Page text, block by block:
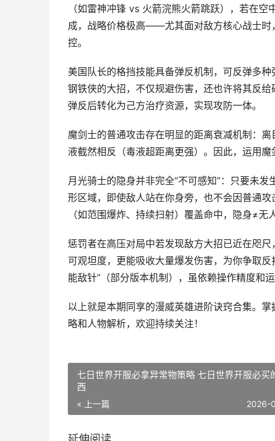
（如雷神冲锋 vs 火箭浣熊火箭跳跃），若在
成，战略价格极高——尤其面对敌方核心战士时
控。
美国队长的格挡技能具备弹反机制，可反弹多
钢铁侠的大招，不仅规避伤害，还也许将其反
弹反后转化为己方治疗资源，实现攻防一体。
魔剑士的普通攻击存在明显的距离衰减机制：
液截然相反（毒液超距离更强）。因此，运用
月光骑士的隐身并非完全“不可感知”：只要未
形区域，即使敌人站在你身旁，也不会因普通
（如范围爆炸、持续扫射）覆盖命中，隐身≠无
惩罚者在高压对局中若发现敌方大招已近在咫
可观坦度，更能吸收大量爆发伤害，为你争取
能敌针”（部分版本机制），虽依赖操作精度和
以上就是本期同享的漫威英雄进阶诀窍合集。
略和人物解析，欢迎持续关注！
七日世界开服必拿异常物策略 七日世界开服必买
西
« 上一篇 2026-